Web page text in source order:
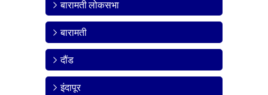
बारामती लोकसभा
बारामती
दौंड
इंदापूर